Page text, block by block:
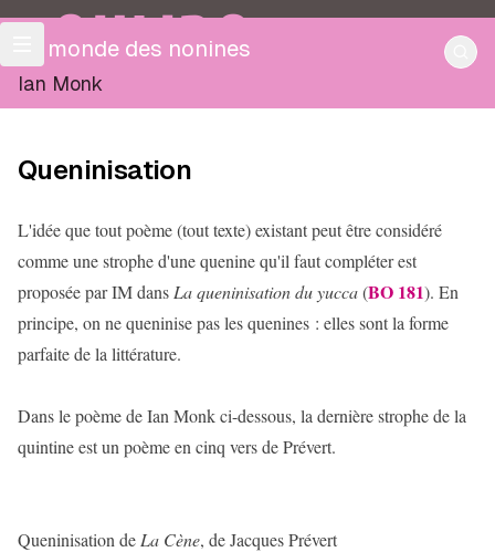
OULIPO
Le monde des nonines
Ian Monk
Queninisation
L'idée que tout poème (tout texte) existant peut être considéré
comme une strophe d'une quenine qu'il faut compléter est
proposée par IM dans La queninisation du yucca(BO 181). En
principe, on ne queninise pas les quenines : elles sont la forme
parfaite de la littérature.
Dans le poème de Ian Monk ci-dessous, la dernière strophe de la
quintine est un poème en cinq vers de Prévert.
Queninisation de La Cène, de Jacques Prévert